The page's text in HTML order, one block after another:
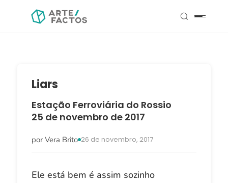
Liars
Estação Ferroviária do Rossio
25 de novembro de 2017
por Vera Brito 26 de novembro, 2017
Ele está bem é assim sozinho